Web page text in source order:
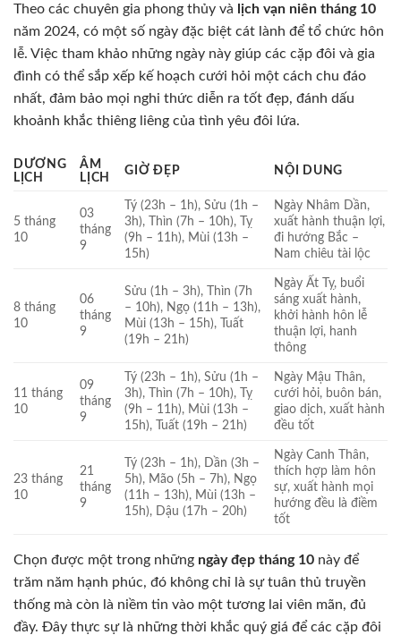
Theo các chuyên gia phong thủy và
lịch vạn niên tháng 10
năm 2024, có một số ngày đặc biệt cát lành để tổ chức hôn
lễ. Việc tham khảo những ngày này giúp các cặp đôi và gia
đình có thể sắp xếp kế hoạch cưới hỏi một cách chu đáo
nhất, đảm bảo mọi nghi thức diễn ra tốt đẹp, đánh dấu
khoảnh khắc thiêng liêng của tình yêu đôi lứa.
DƯƠNG
LỊCH
ÂM
LỊCH
GIỜ ĐẸP NỘI DUNG
5 tháng
10
03
tháng
9
Tý (23h – 1h), Sửu (1h –
3h), Thìn (7h – 10h), Tỵ
(9h – 11h), Mùi (13h –
15h)
Ngày Nhâm Dần,
xuất hành thuận lợi,
đi hướng Bắc –
Nam chiêu tài lộc
8 tháng
10
06
tháng
9
Sửu (1h – 3h), Thìn (7h
– 10h), Ngọ (11h – 13h),
Mùi (13h – 15h), Tuất
(19h – 21h)
Ngày Ất Tỵ, buổi
sáng xuất hành,
khởi hành hôn lễ
thuận lợi, hanh
thông
11 tháng
10
09
tháng
9
Tý (23h – 1h), Sửu (1h –
3h), Thìn (7h – 10h), Tỵ
(9h – 11h), Mùi (13h –
15h), Tuất (19h – 21h)
Ngày Mậu Thân,
cưới hỏi, buôn bán,
giao dịch, xuất hành
đều tốt
23 tháng
10
21
tháng
9
Tý (23h – 1h), Dần (3h –
5h), Mão (5h – 7h), Ngọ
(11h – 13h), Mùi (13h –
15h), Dậu (17h – 20h)
Ngày Canh Thân,
thích hợp làm hôn
sự, xuất hành mọi
hướng đều là điềm
tốt
Chọn được một trong những ngày đẹp tháng 10 này để
trăm năm hạnh phúc, đó không chỉ là sự tuân thủ truyền
thống mà còn là niềm tin vào một tương lai viên mãn, đủ
đầy. Đây thực sự là những thời khắc quý giá để các cặp đôi